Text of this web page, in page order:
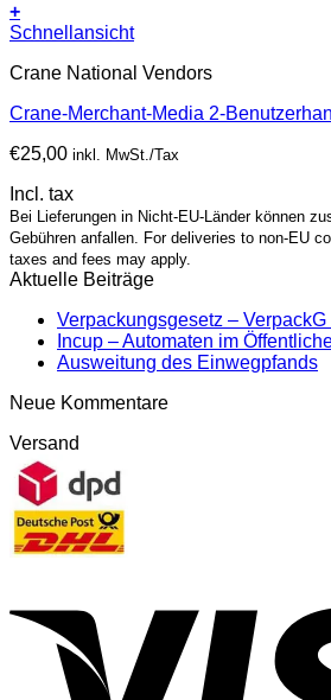
+
Schnellansicht
Crane National Vendors
Crane-Merchant-Media 2-
€25,00 inkl. MwSt./Tax
Incl. tax
Bei Lieferungen in Nicht-EU-Länder können
Gebühren anfallen. For deliveries to non-EU
taxes and fees may apply.
Aktuelle Beiträge
Verpackungsgesetz –
Incup – Automaten im
Ausweitung des Einwegpfands
Neue Kommentare
Versand